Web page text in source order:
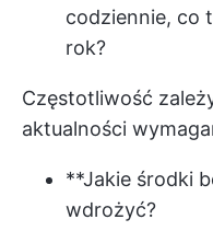
codziennie, co
rok?
Częstotliwość
aktualności
**Jakie środki
wdrożyć?